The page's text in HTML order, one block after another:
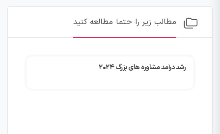
مطالب زیر را حتما مطالعه کنید
رشد درآمد مشاوره های بزرگ ۲۰۲۴